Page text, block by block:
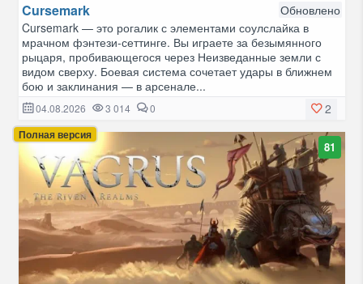
Cursemark
Обновлено
Cursemark — это рогалик с элементами соулслайка в
мрачном фэнтези-сеттинге. Вы играете за безымянного
рыцаря, пробивающегося через Неизведанные земли с
видом сверху. Боевая система сочетает удары в ближнем
бою и заклинания — в арсенале...
2
04.08.2026 3 014 0
Полная версия
81